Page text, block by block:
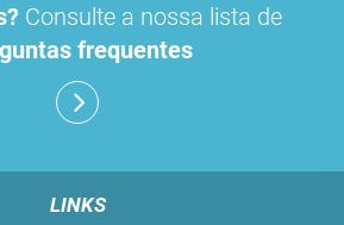
Consulte a nossa lista de
frequentes
LINKS